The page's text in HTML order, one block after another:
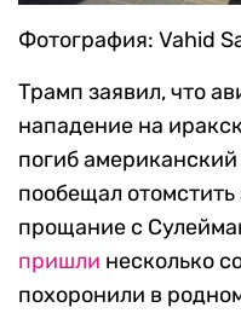
Фотография: Vahid
Трамп заявил, что
нападение на
погиб
пообещал
прощание с
пришли несколько
похоронили в